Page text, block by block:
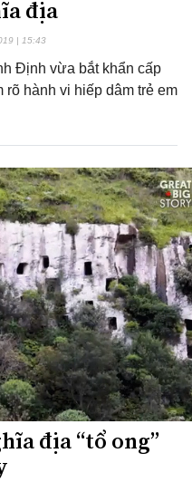
địa
| 15:43
Định vừa bắt khẩn cấp
hành vi hiếp dâm trẻ em
địa “tổ ong”